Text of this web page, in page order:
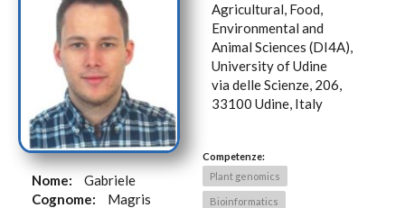
Nome:
Gabriele
Cognome:
Magris
Agricultural, Food,
Environmental and
Animal Sciences (DI4A),
University of Udine
via delle Scienze, 206,
33100 Udine, Italy
Competenze:
Plant genomics
Bioinformatics